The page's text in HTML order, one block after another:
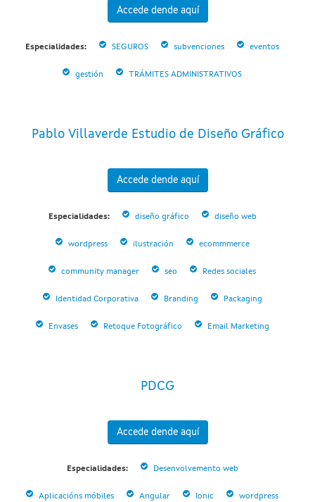
Accede dende aquí
Especialidades: SEGUROS subvenciones eventos
gestión TRÁMITES ADMINISTRATIVOS
Pablo Villaverde Estudio de Diseño Gráfico
Accede dende aquí
Especialidades: diseño gráfico diseño web
wordpress ilustración ecommmerce
community manager seo Redes sociales
Identidad Corporativa Branding Packaging
Envases Retoque Fotográfico Email Marketing
PDCG
Accede dende aquí
Especialidades: Desenvolvemento web
Aplicacións móbiles Angular Ionic wordpress